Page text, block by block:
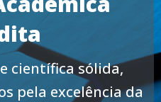
científica sólida,
pela excelência da